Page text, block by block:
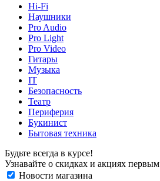
Hi-Fi
Наушники
Pro Audio
Pro Light
Pro Video
Гитары
Музыка
IT
Безопасность
Театр
Периферия
Букинист
Бытовая техника
Будьте всегда в курсе!
Узнавайте о скидках и акциях первым
Новости магазина